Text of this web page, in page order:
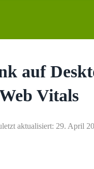
auf
Vitals
aktualisiert: 29. April